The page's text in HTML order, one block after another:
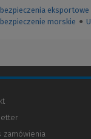
eksportowe
morskie ●
zamówienia